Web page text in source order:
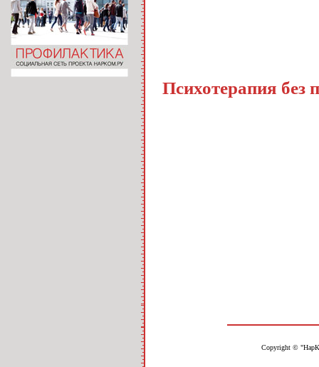
Психотерапия без
Copyright ©